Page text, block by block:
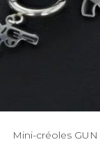
Mini-créoles GUN